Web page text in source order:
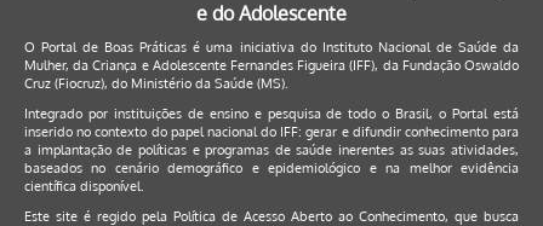
e do Adolescente
O Portal de Boas Práticas é uma iniciativa do Instituto Nacional de Saúde da
Mulher, da Criança e Adolescente Fernandes Figueira (IFF), da Fundação Oswaldo
Cruz (Fiocruz), do Ministério da Saúde (MS).
Integrado por instituições de ensino e pesquisa de todo o Brasil, o Portal está
inserido no contexto do papel nacional do IFF: gerar e difundir conhecimento para
a implantação de políticas e programas de saúde inerentes as suas atividades,
baseados no cenário demográfico e epidemiológico e na melhor evidência
científica disponível.
Este site é regido pela Política de Acesso Aberto ao Conhecimento, que busca